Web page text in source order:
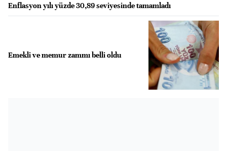
Enflasyon yılı yüzde 30,89 seviyesinde tamamladı
Emekli ve memur zammı belli oldu